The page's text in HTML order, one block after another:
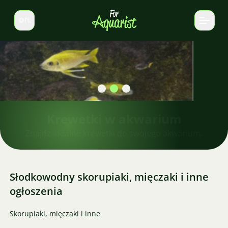
Zmień język
Słodkowodny skorupiaki, mięczaki i inne
ogłoszenia
Skorupiaki, mięczaki i inne